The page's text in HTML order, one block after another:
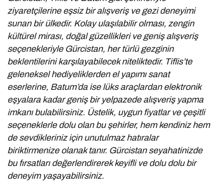
ziyaretçilerine eşsiz bir alışveriş ve gezi deneyimi
sunan bir ülkedir. Kolay ulaşılabilir olması, zengin
kültürel mirası, doğal güzellikleri ve geniş alışveriş
seçenekleriyle Gürcistan, her türlü gezginin
beklentilerini karşılayabilecek niteliktedir. Tiflis’te
geleneksel hediyeliklerden el yapımı sanat
eserlerine, Batum’da ise lüks araçlardan elektronik
eşyalara kadar geniş bir yelpazede alışveriş yapma
imkanı bulabilirsiniz. Üstelik, uygun fiyatlar ve çeşitli
seçeneklerle dolu olan bu şehirler, hem kendiniz hem
de sevdikleriniz için unutulmaz hatıralar
biriktirmenize olanak tanır. Gürcistan seyahatinizde
bu fırsatları değerlendirerek keyifli ve dolu dolu bir
deneyim yaşayabilirsiniz.